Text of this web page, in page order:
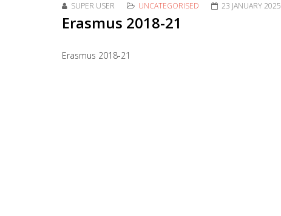
SUPER USER UNCATEGORISED 23 JANUARY 2025
Erasmus 2018-21
Erasmus 2018-21